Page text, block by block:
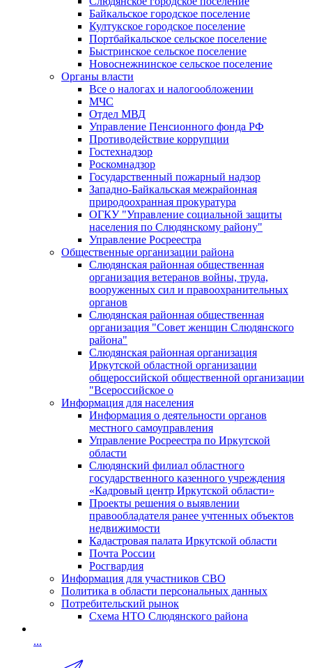
Байкальское городское поселение
Култукское городское поселение
Портбайкальское сельское поселение
Быстринское сельское поселение
Новоснежнинское сельское поселение
Органы власти
Все о налогах и налогообложении
МЧС
Отдел МВД
Управление Пенсионного фонда РФ
Противодействие коррупции
Гостехнадзор
Роскомнадзор
Государственный пожарный надзор
Западно-Байкальская межрайонная
природоохранная прокуратура
ОГКУ "Управление социальной защиты
населения по Слюдянскому району"
Управление Росреестра
Общественные организации района
Слюдянская районная общественная
организация ветеранов войны, труда,
вооруженных сил и правоохранительных
органов
Слюдянская районная общественная
организация "Совет женщин Слюдянского
района"
Слюдянская районная организация
Иркутской областной организации
общероссийской общественной организации
"Всероссийское о
Информация для населения
Информация о деятельности органов
местного самоуправления
Управление Росреестра по Иркутской
области
Слюдянский филиал областного
государственного казенного учреждения
«Кадровый центр Иркутской области»
Проекты решения о выявлении
правообладателя ранее учтенных объектов
недвижимости
Кадастровая палата Иркутской области
Почта России
Росгвардия
Информация для участников СВО
Политика в области персональных данных
Потребительский рынок
Схема НТО Слюдянского района
...